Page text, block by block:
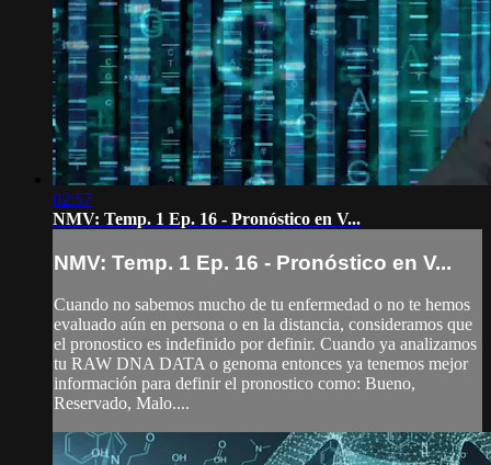
02:57
NMV: Temp. 1 Ep. 16 - Pronóstico en V...
NMV: Temp. 1 Ep. 16 - Pronóstico en V...
Cuando no sabemos mucho de tu enfermedad o no te hemos
evaluado aún en persona o en la distancia, consideramos que
el pronostico es indefinido por definir. Cuando ya analizamos
tu RAW DNA DATA o genoma entonces ya tenemos mejor
información para definir el pronostico como: Bueno,
Reservado, Malo....